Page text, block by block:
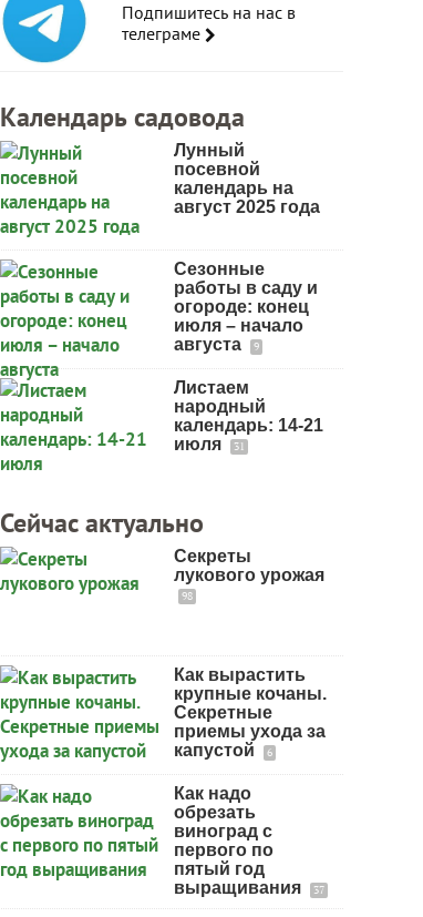
Подпишитесь на нас в
телеграме
Календарь садовода
Лунный
посевной
календарь на
август 2025 года
Сезонные
работы в саду и
огороде: конец
июля – начало
августа
9
Листаем
народный
календарь: 14-21
июля
31
Сейчас актуально
Секреты
лукового урожая
98
Как вырастить
крупные кочаны.
Секретные
приемы ухода за
капустой
6
Как надо
обрезать
виноград с
первого по
пятый год
выращивания
37